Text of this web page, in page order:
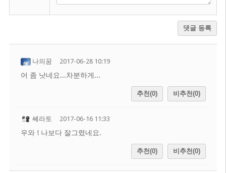
댓글 등록
나의꿈 2017-06-28 10:19
어 좀 낫네요...차분하게...
추천(0) 비추천(0)
쎄라토 2017-06-16 11:33
우와 ! 나보다 잘그렸네요.
추천(0) 비추천(0)